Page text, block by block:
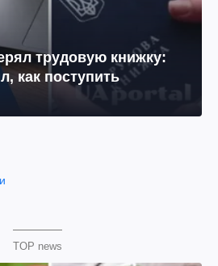
трудовую книжку:
как поступить
TOP news